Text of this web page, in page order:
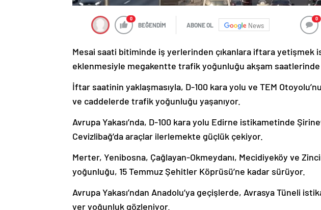
0
BEĞENDİM ABONE OL News
0
Mesai saati bitiminde iş yerlerinden çıkanlara iftara yetişmek
eklenmesiyle megakentte trafik yoğunluğu akşam saatlerinde
İftar saatinin yaklaşmasıyla, D-100 kara yolu ve TEM
ve caddelerde trafik yoğunluğu yaşanıyor.
Avrupa Yakası’nda, D-100 kara yolu Edirne istikametinde
Cevizlibağ’da araçlar ilerlemekte güçlük çekiyor.
Merter, Yenibosna, Çağlayan-Okmeydanı, Mecidiyeköy ve
yoğunluğu, 15 Temmuz Şehitler Köprüsü’ne kadar sürüyor.
Avrupa Yakası’ndan Anadolu’ya geçişlerde, Avrasya Tüneli
yer yoğunluk gözleniyor.